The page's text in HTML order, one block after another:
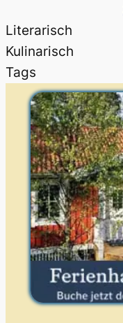
Literarisch
Kulinarisch
Tags